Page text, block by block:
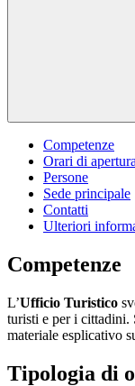
Competenze
Orari di apertura
Persone
Sede principale
Contatti
Ulteriori
Competenze
L’Ufficio Turistico
turisti e per i
materiale esplicativo
Tipologia di